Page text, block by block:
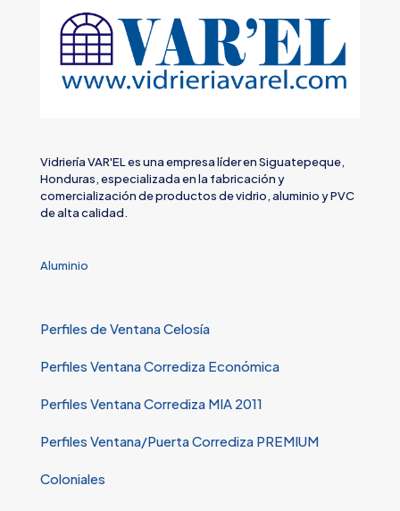
Vidriería VAR'EL es una empresa líder en Siguatepeque,
Honduras, especializada en la fabricación y
comercialización de productos de vidrio, aluminio y PVC
de alta calidad.
Aluminio
Perfiles de Ventana Celosía
Perfiles Ventana Corrediza Económica
Perfiles Ventana Corrediza MIA 2011
Perfiles Ventana/Puerta Corrediza PREMIUM
Coloniales